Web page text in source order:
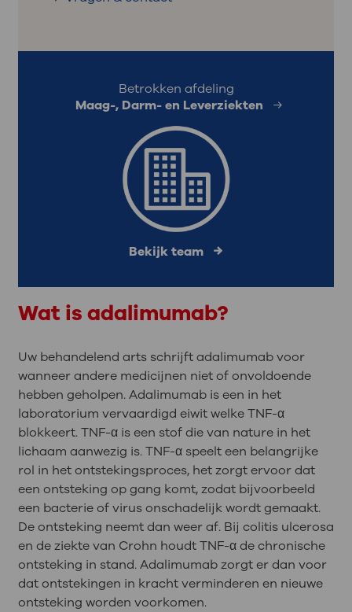
Betrokken afdeling
Maag-, Darm- en Leverziekten
Bekijk team
Wat is adalimumab?
Uw behandelend arts schrijft adalimumab voor
wanneer andere medicijnen niet of onvoldoende
hebben geholpen. Adalimumab is een in het
laboratorium vervaardigd eiwit welke TNF-α
blokkeert. TNF-α is een stof die van nature in het
lichaam aanwezig is. TNF-α speelt een belangrijke
rol in het ontstekingsproces, het zorgt ervoor dat
een ontsteking op gang komt, zodat bijvoorbeeld
een bacterie of virus onschadelijk wordt gemaakt.
De ontsteking neemt dan weer af. Bij colitis ulcerosa
en de ziekte van Crohn houdt TNF-α de chronische
ontsteking in stand. Adalimumab zorgt er dan voor
dat ontstekingen in kracht verminderen en nieuwe
ontsteking worden voorkomen.